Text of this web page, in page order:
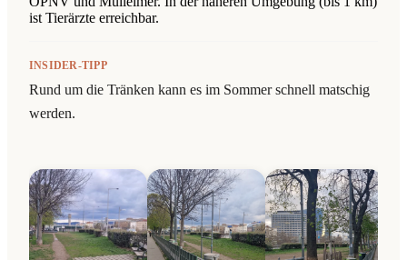
ist Tierärzte erreichbar.
INSIDER-TIPP
Rund um die Tränken kann es im Sommer schnell matschig
werden.